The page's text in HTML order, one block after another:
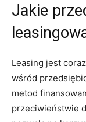
Jakie
Leasing ​jest
wśród
metod
przeciwieństwie⁢